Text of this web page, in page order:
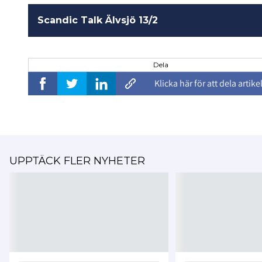
Scandic Talk Älvsjö 13/2
Dela
Klicka här för att dela
UPPTÄCK FLER NYHETER